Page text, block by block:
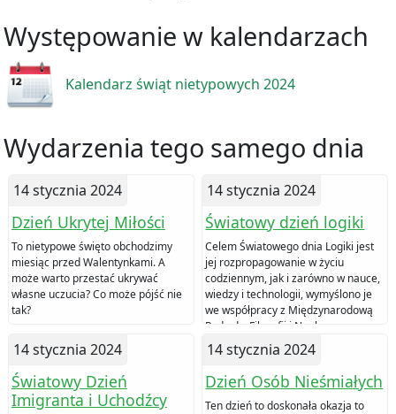
Występowanie w kalendarzach
Kalendarz świąt nietypowych 2024
Wydarzenia tego samego dnia
14 stycznia 2024
Dzień Ukrytej Miłości
To nietypowe święto obchodzimy
miesiąc przed Walentynkami. A
może warto przestać ukrywać
własne uczucia? Co może pójść nie
tak?
14 stycznia 2024
Światowy dzień logiki
Celem Światowego dnia Logiki jest
jej rozpropagowanie w życiu
codziennym, jak i zarówno w nauce,
wiedzy i technologii, wymyślono je
we współpracy z Międzynarodową
Radą ds. Filozofii i Nauk
Humanistycznych.
14 stycznia 2024
Światowy Dzień
Imigranta i Uchodźcy
14 stycznia 2024
Dzień Osób Nieśmiałych
Ten dzień to doskonała okazja to